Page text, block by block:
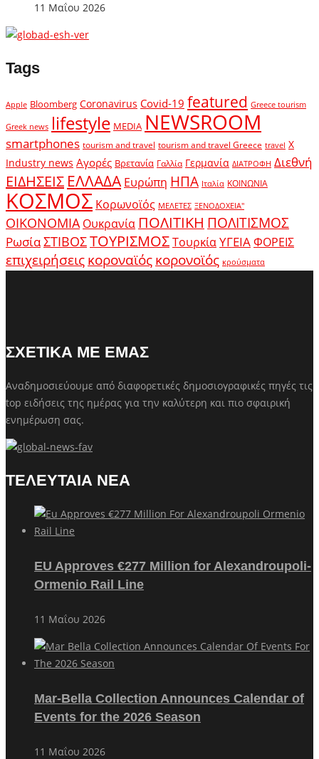
11 Μαΐου 2026
Tags
Apple Bloomberg Coronavirus Covid-19 featured Greece tourism
Greek news lifestyle MEDIA NEWSROOM
smartphones tourism and travel tourism and travel Greece travel X
Industry news Αγορές Βρετανία Γαλλία Γερμανία ΔΙΑΤΡΟΦΗ Διεθνή
ΕΙΔΗΣΕΙΣ ΕΛΛΑΔΑ Ευρώπη ΗΠΑ Ιταλία ΚΟΙΝΩΝΙΑ
ΚΟΣΜΟΣ Κορωνοϊός ΜΕΛΕΤΕΣ ΞΕΝΟΔΟΧΕΙΑ"
ΟΙΚΟΝΟΜΙΑ Ουκρανία ΠΟΛΙΤΙΚΗ ΠΟΛΙΤΙΣΜΟΣ
ΡωσίαΣΤΙΒΟΣΤΟΥΡΙΣΜΟΣΤουρκίαΥΓΕΙΑΦΟΡΕΙΣ
επιχειρήσειςκοροναϊόςκορονοϊός κρούσματα
ΣΧΕΤΙΚΑ ΜΕ ΕΜΑΣ
Αναδημοσιεύουμε από διαφορετικές δημοσιογραφικές πηγές τις
top ειδήσεις της ημέρας για την καλύτερη και πιο σφαιρική
ενημέρωση σας.
ΤΕΛΕΥΤΑΙΑ ΝΕΑ
EU Approves €277 Million for Alexandroupoli-
Ormenio Rail Line
11 Μαΐου 2026
Mar-Bella Collection Announces Calendar of
Events for the 2026 Season
11 Μαΐου 2026